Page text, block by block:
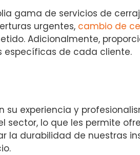
gama de servicios de
urgentes, cambio de
Adicionalmente,
específicas de cada cliente.
experiencia y
lo que les permite
durabilidad de nuestras